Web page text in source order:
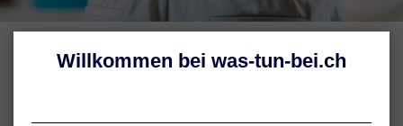
Schmerzen im unteren Rücken